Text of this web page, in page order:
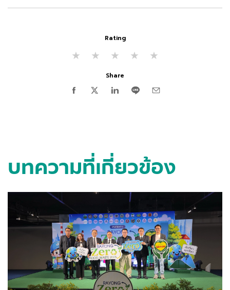
Rating
★
★
★
★
★
Share
บทความที่เกี่ยวข้อง